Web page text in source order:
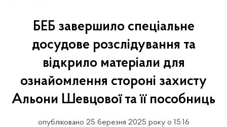
БЕБ завершило спеціальне
досудове розслідування та
відкрило матеріали для
ознайомлення стороні захисту
Альони Шевцової та її пособниць
опубліковано 25 березня 2025 року о 15:16